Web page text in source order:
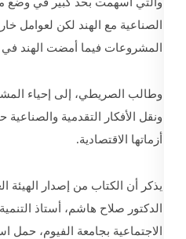
الصناعية مع الهند لكن لعوامل
المشروعات فيما أمضت الهند في
وطالب الصريطي، إلى إحياء
ونقل الأفكار التقدمية
أزماتها الاقتصادية.
يذكر أن الكتاب من إصدار الهيئة
الدكتور صلاح هاشم، أستاذ
الاجتماعية بجامعة الفيوم، حمل